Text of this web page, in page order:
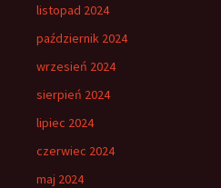
listopad 2024
październik 2024
wrzesień 2024
sierpień 2024
lipiec 2024
czerwiec 2024
maj 2024